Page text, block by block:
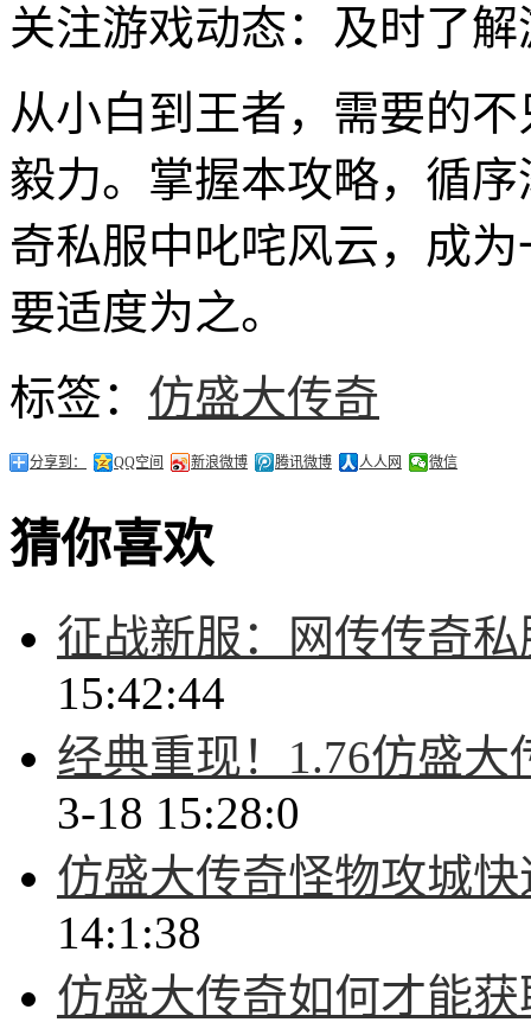
关注游戏动态：及时了
从小白到王者，需要的
毅力。掌握本攻略，循
奇私服中叱咤风云，成
要适度为之。
标签： 仿盛大传奇
分享到： QQ空间 新浪微博 腾讯微博 人人网 微信
猜你喜欢
征战新服：网传传奇
15:42:44
经典重现！1.76仿盛
3-18 15:28:0
仿盛大传奇怪物攻城
14:1:38
仿盛大传奇如何才能